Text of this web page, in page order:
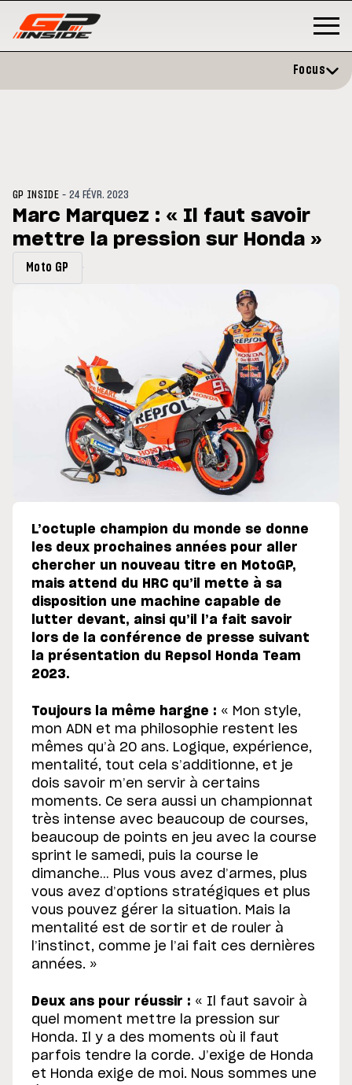
du GP de Grande-
MOTO GP
Focus
GP INSIDE -24 FÉVR. 2023
Marc Marquez : « Il faut savoir
mettre la pression sur Honda »
Moto GP
L’octuple champion du monde se donne
les deux prochaines années pour aller
chercher un nouveau titre en MotoGP,
mais attend du HRC qu’il mette à sa
disposition une machine capable de
lutter devant, ainsi qu’il l’a fait savoir
lors de la conférence de presse suivant
la présentation du Repsol Honda Team
2023.
Toujours la même hargne : « Mon style,
mon ADN et ma philosophie restent les
mêmes qu’à 20 ans. Logique, expérience,
mentalité, tout cela s’additionne, et je
dois savoir m’en servir à certains
moments. Ce sera aussi un championnat
très intense avec beaucoup de courses,
beaucoup de points en jeu avec la course
sprint le samedi, puis la course le
dimanche… Plus vous avez d’armes, plus
vous avez d’options stratégiques et plus
vous pouvez gérer la situation. Mais la
mentalité est de sortir et de rouler à
l’instinct, comme je l’ai fait ces dernières
années. »
Deux ans pour réussir : « Il faut savoir à
quel moment mettre la pression sur
Honda. Il y a des moments où il faut
parfois tendre la corde. J’exige de Honda
et Honda exige de moi. Nous sommes une